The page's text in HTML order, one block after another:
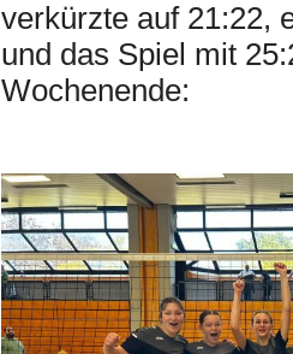
verkürzte auf 21:22,
und das Spiel mit
Wochenende: